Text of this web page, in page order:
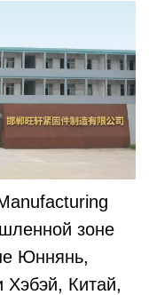
зоне
Юннянь,
Хэбэй, Китай,